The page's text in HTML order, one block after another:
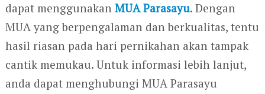
dapat menggunakan MUA Parasayu. Dengan
MUA yang berpengalaman dan berkualitas, tentu
hasil riasan pada hari pernikahan akan tampak
cantik memukau. Untuk informasi lebih lanjut,
anda dapat menghubungi MUA Parasayu